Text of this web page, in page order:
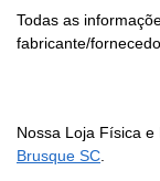
Todas as
fabricante/
Nossa Loja Física e
Brusque SC